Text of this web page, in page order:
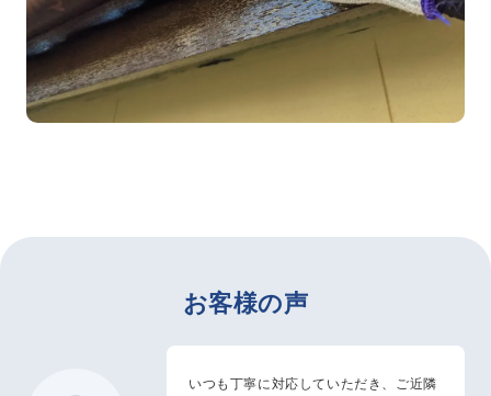
お客様の声
いつも丁寧に対応していただき、ご近隣